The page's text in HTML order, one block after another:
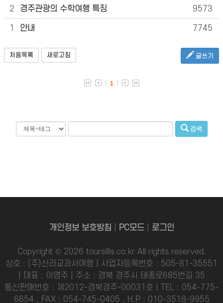
2 경주관광의 수학여행 특징 9573
1 안내 7745
처음목록 새로고침 글쓰기
1
검색
개인정보 보호방침 PC모드| 로그인
Copyright © 2026 toursilla.co.kr All rights reserved.
상호 : (주)신라교과서여행 | 사업자등록번호 : 505-81-35551
| 대표 : 이영주 | 주소 : 경북 경주시 태종로685번길 35
통신판매번호 : 제2012-경북경주-00031호 | TEL : 054-775-
6654 , FAX : 054-745-0405 , H.P : 010-3518-9955